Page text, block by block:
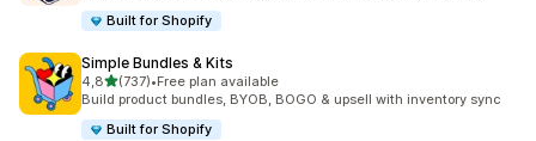
Built for Shopify
Simple Bundles & Kits
4,8na 5 gwiazdek
(737)
Łączna liczba recenzji: 737
•Free plan available
Build product bundles, BYOB, BOGO & upsell with inventory sync
Built for Shopify